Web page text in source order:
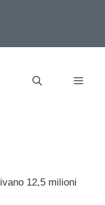
12,5 milioni